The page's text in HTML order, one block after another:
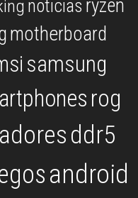
noticias ryzen
motherboard
samsung
rog
ddr5
android